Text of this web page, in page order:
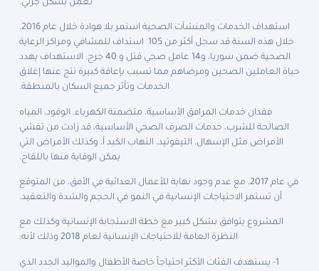
تعمل بشكل جزئي.
استهداف الخدمات والمنشآت الصحية استمر بلا هوادة خلال عام 2016.
خلال هذه السنة قد سجل أكثر من 105 استداف للمشافي ومراكز الرعاية
الصحية ضمن سوريا، و14 عامل صحي قتل و 40 جرح. الاستهداف يهدد
حياة العاملين الصحين ومرضاهم مما تسبب بإعاقة كبيرة نتج عنها إغلاق
الخدمات وتأثر جميع السكان بالمنطقة.
فقدان خدمات المرافق الأساسية، متضمنة الكهرباء، الوقود، المياه
الصالحة للشرب، خدمات الصرف الصحي الأساسية، قد زادت من تفشي
الأمراض مثل الإسهال، التيفوئيد، التهاب الكبد أ، وكذلك الأمراض التي
يمكن الوقاية منها باللقاح.
في عام 2017، مع عدم وجود نهاية للأعمال العدائية في الأفق، من المتوقع
أن تستمر الاحتياجات الإنسانية في النمو في الحجم والشدة والتعقيد.
المشروع يتوافق بشكل كبير مع خطة الاستجابة الإنسانية وكذلك مع
النظرة العامة للاحتياجات الإنسانية لعام 2018 وذلك لأنه:
1- يستهدف الفئات الأكثر احتياجاً خاصة الأطفال والمواليد الجدد الذي